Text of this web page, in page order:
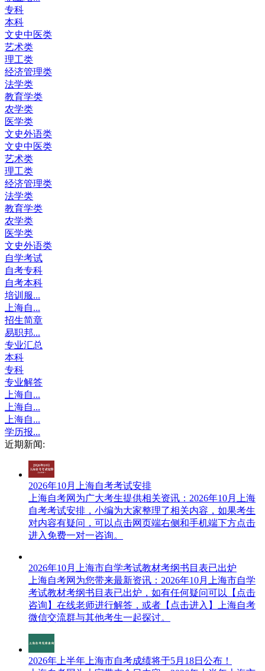
专科
本科
文史中医类
艺术类
理工类
经济管理类
法学类
教育学类
农学类
医学类
文史外语类
文史中医类
艺术类
理工类
经济管理类
法学类
教育学类
农学类
医学类
文史外语类
自学考试
自考专科
自考本科
培训服...
上海自...
招生简章
易职邦...
专业汇总
本科
专科
专业解答
上海自...
上海自...
上海自...
学历报...
近期新闻:
2026年10月上海自考考试安排
上海自考网​为广大考生提供相关资讯：2026年10月上海
自考考试安排，小编为大家整理了相关内容，如果考生
对内容有疑问，可以点击网页端右侧和手机端下方点击
进入免费一对一咨询。
2026年10月上海市自学考试教材考纲书目表已出炉
上海自考网为您带来最新资讯：2026年10月上海市自学
考试教材考纲书目表已出炉，如有任何疑问可以【点击
咨询】​在线老师进行解答，或者【点击进入】上海自考
微信交流群与其他考生一起探讨。
2026年上半年上海市自考成绩将于5月18日公布！